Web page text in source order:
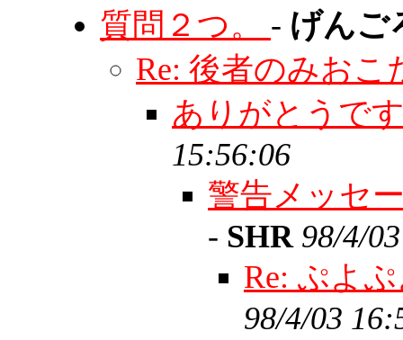
質問２つ。 - げんご
Re: 後者のみお
ありがとうで
15:56:06
警告メッセ
- SHR 98/4/
Re: ぷよ
98/4/03